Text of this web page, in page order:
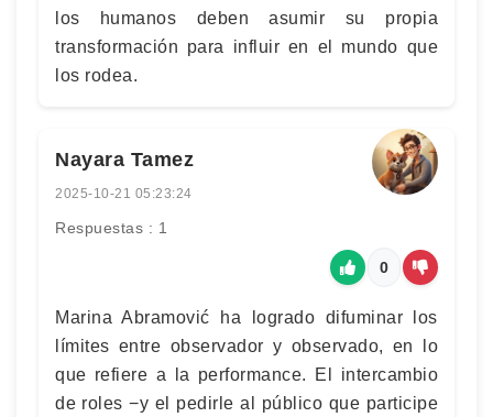
los humanos deben asumir su propia
transformación para influir en el mundo que
los rodea.
Nayara Tamez
2025-10-21 05:23:24
Respuestas : 1
0
Marina Abramović ha logrado difuminar los
límites entre observador y observado, en lo
que refiere a la performance. El intercambio
de roles −y el pedirle al público que participe